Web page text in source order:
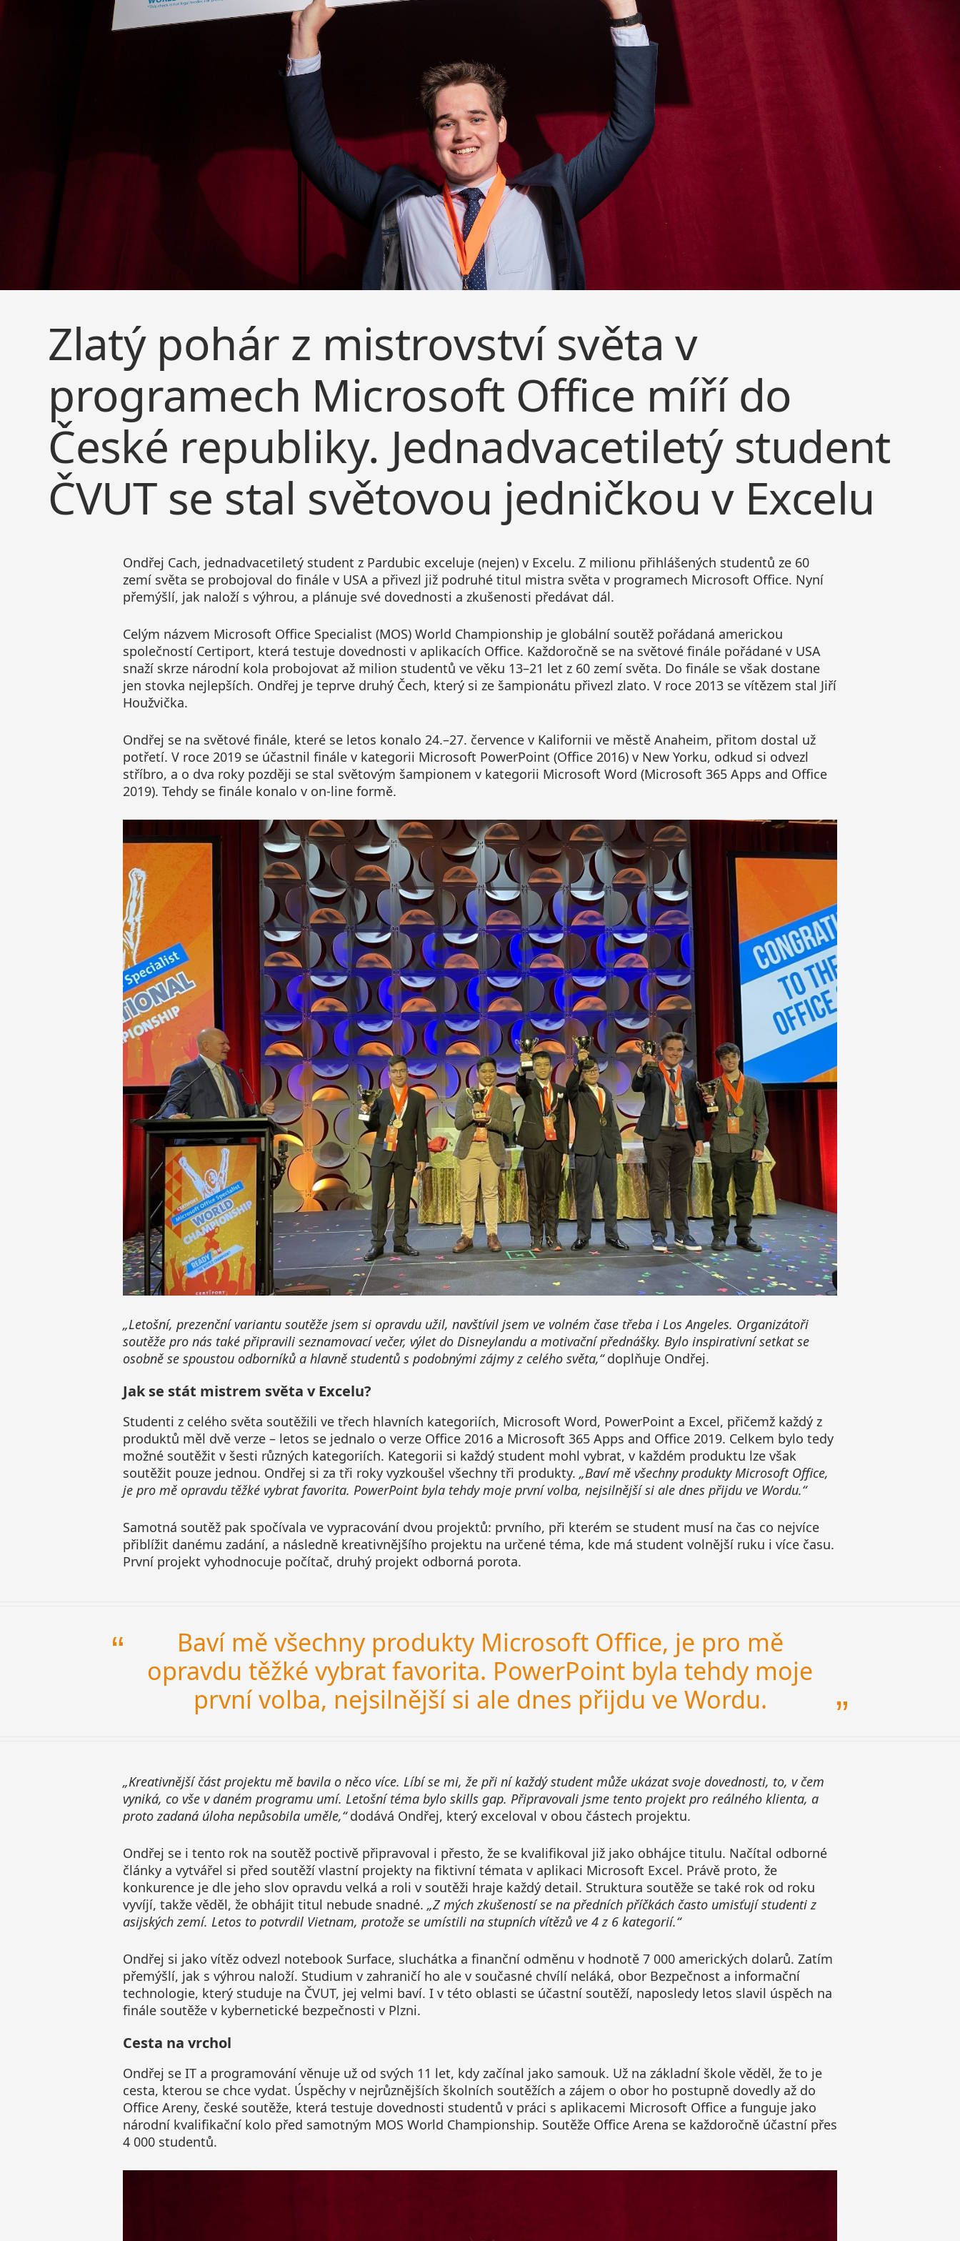
Zlatý pohár z mistrovství světa v
programech Microsoft Office míří do
České republiky. Jednadvacetiletý student
ČVUT se stal světovou jedničkou v Excelu
Ondřej Cach, jednadvacetiletý student z Pardubic exceluje (nejen) v Excelu. Z milionu přihlášených studentů ze 60
zemí světa se probojoval do finále v USA a přivezl již podruhé titul mistra světa v programech Microsoft Office. Nyní
přemýšlí, jak naloží s výhrou, a plánuje své dovednosti a zkušenosti předávat dál.
Celým názvem Microsoft Office Specialist (MOS) World Championship je globální soutěž pořádaná americkou
společností Certiport, která testuje dovednosti v aplikacích Office. Každoročně se na světové finále pořádané v USA
snaží skrze národní kola probojovat až milion studentů ve věku 13–21 let z 60 zemí světa. Do finále se však dostane
jen stovka nejlepších. Ondřej je teprve druhý Čech, který si ze šampionátu přivezl zlato. V roce 2013 se vítězem stal Jiří
Houžvička.
Ondřej se na světové finále, které se letos konalo 24.–27. července v Kalifornii ve městě Anaheim, přitom dostal už
potřetí. V roce 2019 se účastnil finále v kategorii Microsoft PowerPoint (Office 2016) v New Yorku, odkud si odvezl
stříbro, a o dva roky později se stal světovým šampionem v kategorii Microsoft Word (Microsoft 365 Apps and Office
2019). Tehdy se finále konalo v on-line formě.
„Letošní, prezenční variantu soutěže jsem si opravdu užil, navštívil jsem ve volném čase třeba i Los Angeles. Organizátoři
soutěže pro nás také připravili seznamovací večer, výlet do Disneylandu a motivační přednášky. Bylo inspirativní setkat se
osobně se spoustou odborníků a hlavně studentů s podobnými zájmy z celého světa,“doplňuje Ondřej.
Jak se stát mistrem světa v Excelu?
Studenti z celého světa soutěžili ve třech hlavních kategoriích, Microsoft Word, PowerPoint a Excel, přičemž každý z
produktů měl dvě verze – letos se jednalo o verze Office 2016 a Microsoft 365 Apps and Office 2019. Celkem bylo tedy
možné soutěžit v šesti různých kategoriích. Kategorii si každý student mohl vybrat, v každém produktu lze však
soutěžit pouze jednou. Ondřej si za tři roky vyzkoušel všechny tři produkty. „Baví mě všechny produkty Microsoft Office,
je pro mě opravdu těžké vybrat favorita. PowerPoint byla tehdy moje první volba, nejsilnější si ale dnes přijdu ve Wordu.“
Samotná soutěž pak spočívala ve vypracování dvou projektů: prvního, při kterém se student musí na čas co nejvíce
přiblížit danému zadání, a následně kreativnějšího projektu na určené téma, kde má student volnější ruku i více času.
První projekt vyhodnocuje počítač, druhý projekt odborná porota.
Baví mě všechny produkty Microsoft Office, je pro mě
opravdu těžké vybrat favorita. PowerPoint byla tehdy moje
první volba, nejsilnější si ale dnes přijdu ve Wordu.
„Kreativnější část projektu mě bavila o něco více. Líbí se mi, že při ní každý student může ukázat svoje dovednosti, to, v čem
vyniká, co vše v daném programu umí. Letošní téma bylo skills gap. Připravovali jsme tento projekt pro reálného klienta, a
proto zadaná úloha nepůsobila uměle,“dodává Ondřej, který exceloval v obou částech projektu.
Ondřej se i tento rok na soutěž poctivě připravoval i přesto, že se kvalifikoval již jako obhájce titulu. Načítal odborné
články a vytvářel si před soutěží vlastní projekty na fiktivní témata v aplikaci Microsoft Excel. Právě proto, že
konkurence je dle jeho slov opravdu velká a roli v soutěži hraje každý detail. Struktura soutěže se také rok od roku
vyvíjí, takže věděl, že obhájit titul nebude snadné. „Z mých zkušeností se na předních příčkách často umisťují studenti z
asijských zemí. Letos to potvrdil Vietnam, protože se umístili na stupních vítězů ve 4 z 6 kategorií.“
Ondřej si jako vítěz odvezl notebook Surface, sluchátka a finanční odměnu v hodnotě 7 000 amerických dolarů. Zatím
přemýšlí, jak s výhrou naloží. Studium v zahraničí ho ale v současné chvílí neláká, obor Bezpečnost a informační
technologie, který studuje na ČVUT, jej velmi baví. I v této oblasti se účastní soutěží, naposledy letos slavil úspěch na
finále soutěže v kybernetické bezpečnosti v Plzni.
Cesta na vrchol
Ondřej se IT a programování věnuje už od svých 11 let, kdy začínal jako samouk. Už na základní škole věděl, že to je
cesta, kterou se chce vydat. Úspěchy v nejrůznějších školních soutěžích a zájem o obor ho postupně dovedly až do
Office Areny, české soutěže, která testuje dovednosti studentů v práci s aplikacemi Microsoft Office a funguje jako
národní kvalifikační kolo před samotným MOS World Championship. Soutěže Office Arena se každoročně účastní přes
4 000 studentů.